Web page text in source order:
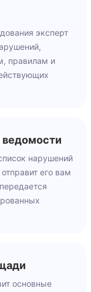
эксперт
правилам и
нарушений
его вам
основные